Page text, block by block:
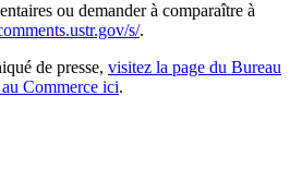
ou demander à comparaître à
s/.
de presse, visitez la page du Bureau
Commerce ici.